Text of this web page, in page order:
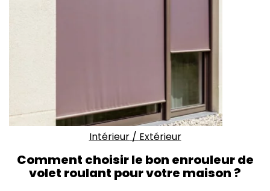
Intérieur/ Extérieur
Comment choisir le bon enrouleur de
volet roulant pour votre maison ?